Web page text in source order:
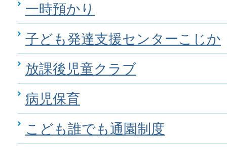
一時預かり
子ども発達支援センターこじか
放課後児童クラブ
病児保育
こども誰でも通園制度